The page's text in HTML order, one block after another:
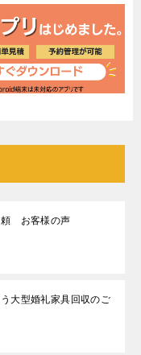
頼 お客様の声
大型婚礼家具回収のご